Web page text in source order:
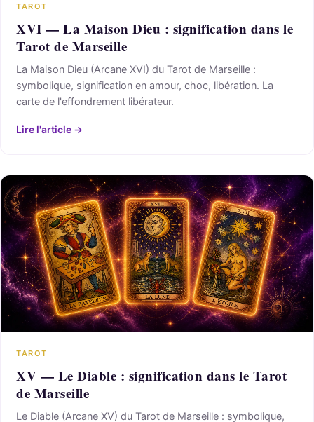
TAROT
XVI — La Maison Dieu : signification dans le
Tarot de Marseille
La Maison Dieu (Arcane XVI) du Tarot de Marseille :
symbolique, signification en amour, choc, libération. La
carte de l'effondrement libérateur.
Lire l'article →
TAROT
XV — Le Diable : signification dans le Tarot
de Marseille
Le Diable (Arcane XV) du Tarot de Marseille : symbolique,